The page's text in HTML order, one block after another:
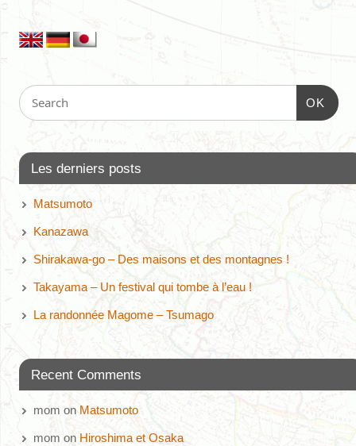
OK
Les derniers posts
Matsumoto
Kanazawa
Shirakawa-go – Des maisons et des montagnes !
Takayama – Un festival qui tombe à l’eau !
La randonnée Magome – Tsumago
Recent Comments
mom on Matsumoto
mom on Hiroshima et Osaka